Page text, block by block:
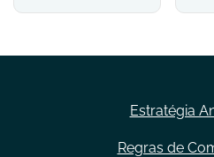
Estratégia
Regras de